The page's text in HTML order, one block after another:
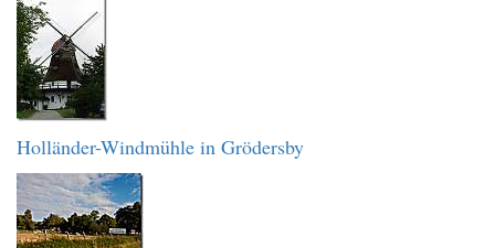
Holländer-Windmühle in Grödersby